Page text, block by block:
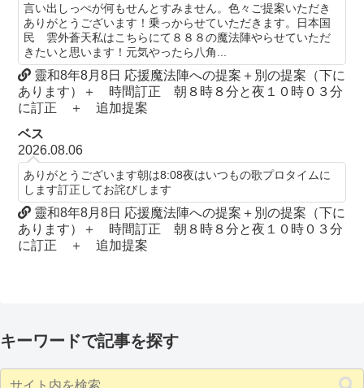
言い出しっぺが何もせんとすみません。色々ご提案いただき
ありがとうございます！乗っからせていただきます。日本国
民 雲外蒼天私はこちらにて８８８の魔法陣やらせていただ
きたいと思います！元気やったら八角...
靈和8年8月8日 応援魔法陣への提案＋別の提案（下に
あります）＋ 時間訂正 朝８時８分と夜１０時０３分
に訂正 ＋ 追加提案
ベス
2026.08.06
ありがとうございます朝は8:08夜はいつもの歌プロタイムに
します訂正してお詫びします
靈和8年8月8日 応援魔法陣への提案＋別の提案（下に
あります）＋ 時間訂正 朝８時８分と夜１０時０３分
に訂正 ＋ 追加提案
キーワードで記事を探す